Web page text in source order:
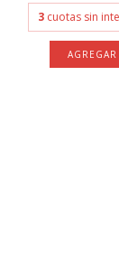
3 cuotas sin